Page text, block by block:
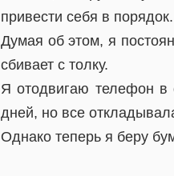
привести себя в порядок.
Думая об этом, я
сбивает с толку.
Я отодвигаю телефон в
дней, но все
Однако теперь я беру